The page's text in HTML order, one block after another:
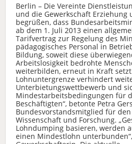
Berlin – Die Vereinte
und die Gewerkschaft Erziehung
begrüßen, dass
ab dem 1. Juli 2013 einen
Tarifvertrag zur Regelung des
pädagogisches Personal in
Bildung, soweit diese
Arbeitslosigkeit bedrohte
weiterbilden, erneut in Kraft
Lohnuntergrenze verhindert
Unterbietungswettbewerb und
Mindestarbeitsbedingungen für
Beschäftigten“, betonte Petra
Bundesvorstandsmitglied für
Wissenschaft und Forschung.
Lohndumping basieren, werden
einen Mindestlohn